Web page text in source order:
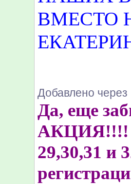
ВМЕСТО
Добавлено через
Да, еще
АКЦИЯ!!!!
29,30,31 и